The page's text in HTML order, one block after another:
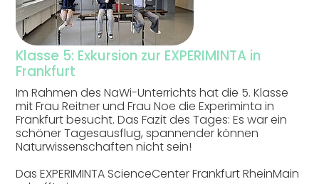
Klasse 5: Exkursion zur EXPERIMINTA in
Frankfurt
Im Rahmen des NaWi-Unterrichts hat die 5. Klasse
mit Frau Reitner und Frau Noe die Experiminta in
Frankfurt besucht. Das Fazit des Tages: Es war ein
schöner Tagesausflug, spannender können
Naturwissenschaften nicht sein!
Das EXPERIMINTA ScienceCenter Frankfurt RheinMain